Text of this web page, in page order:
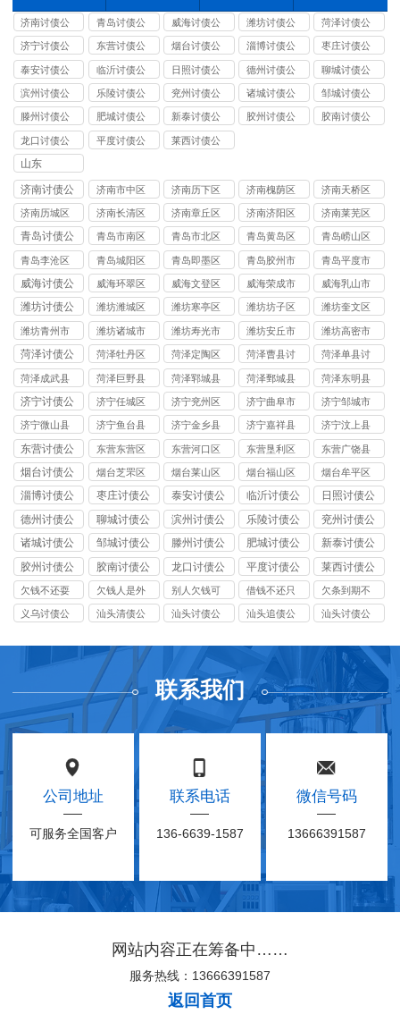
济南讨债公
司
青岛讨债公
司
威海讨债公
司
潍坊讨债公
司
菏泽讨债公
司
济宁讨债公
司
东营讨债公
司
烟台讨债公
司
淄博讨债公
司
枣庄讨债公
司
泰安讨债公
司
临沂讨债公
司
日照讨债公
司
德州讨债公
司
聊城讨债公
司
滨州讨债公
司
乐陵讨债公
司
兖州讨债公
司
诸城讨债公
司
邹城讨债公
司
滕州讨债公
司
肥城讨债公
司
新泰讨债公
司
胶州讨债公
胶南讨债公
龙口讨债公
司
平度讨债公
莱西讨债公
山东
济南讨债公
司
济南市中区
讨债公司
济南历下区
讨债公司
济南槐荫区
讨债公司
济南天桥区
讨债公司
济南历城区
讨债公司
济南长清区
讨债公司
济南章丘区
讨债公司
济南济阳区
讨债公司
济南莱芜区
讨债公司
青岛讨债公
司
青岛市南区
讨债公司
青岛市北区
讨债公司
青岛黄岛区
讨债公司
青岛崂山区
讨债公司
青岛李沧区
讨债公司
青岛城阳区
讨债公司
青岛即墨区
讨债公司
青岛胶州市
讨债公司
青岛平度市
讨债公司
威海讨债公
司
威海环翠区
讨债公司
威海文登区
讨债公司
威海荣成市
讨债公司
威海乳山市
讨债公司
潍坊讨债公
司
潍坊潍城区
讨债公司
潍坊寒亭区
讨债公司
潍坊坊子区
讨债公司
潍坊奎文区
讨债公司
潍坊青州市
讨债公司
潍坊诸城市
讨债公司
潍坊寿光市
讨债公司
潍坊安丘市
讨债公司
潍坊高密市
讨债公司
菏泽讨债公
司
菏泽牡丹区
讨债公司
菏泽定陶区
讨债公司
菏泽曹县讨
债公司
菏泽单县讨
债公司
菏泽成武县
讨债公司
菏泽巨野县
讨债公司
菏泽郓城县
讨债公司
菏泽鄄城县
讨债公司
菏泽东明县
讨债公司
济宁讨债公
司
济宁任城区
讨债公司
济宁兖州区
讨债公司
济宁曲阜市
讨债公司
济宁邹城市
讨债公司
济宁微山县
讨债公司
济宁鱼台县
讨债公司
济宁金乡县
讨债公司
济宁嘉祥县
讨债公司
济宁汶上县
讨债公司
东营讨债公
司
东营东营区
讨债公司
东营河口区
讨债公司
东营垦利区
讨债公司
东营广饶县
讨债公司
烟台讨债公
司
烟台芝罘区
讨债公司
烟台莱山区
讨债公司
烟台福山区
讨债公司
烟台牟平区
讨债公司
淄博讨债公
司
枣庄讨债公
司
泰安讨债公
司
临沂讨债公
司
日照讨债公
司
德州讨债公
司
聊城讨债公
司
滨州讨债公
司
乐陵讨债公
司
兖州讨债公
司
诸城讨债公
司
邹城讨债公
司
滕州讨债公
司
肥城讨债公
司
新泰讨债公
司
胶州讨债公
司
胶南讨债公
司
龙口讨债公
司
平度讨债公
司
莱西讨债公
司
欠钱不还耍
赖怎么处理
欠钱人是外
地的可以在
别人欠钱可
以异地起诉
借钱不还只
有转帐记录
欠条到期不
还什么时候
义乌讨债公
汕头清债公
汕头讨债公
汕头追债公
汕头讨债公
联系我们
公司地址
可服务全国客户
联系电话
136-6639-1587
微信号码
13666391587
网站内容正在筹备中……
服务热线：13666391587
返回首页